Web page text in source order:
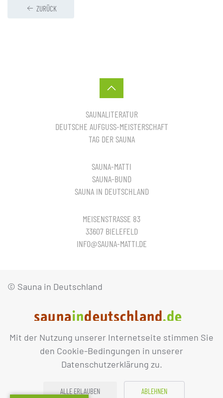
Mit der Nutzung unserer Internetseite stimmen Sie
den Cookie-Bedingungen in unserer
Datenschutzerklärung zu.
ALLE ERLAUBEN ABLEHNEN
ZURÜCK
SAUNALITERATUR
DEUTSCHE AUFGUSS-MEISTERSCHAFT
TAG DER SAUNA
SAUNA-MATTI
SAUNA-BUND
SAUNA IN DEUTSCHLAND
MEISENSTRASSE 83
33607 BIELEFELD
INFO@SAUNA-MATTI.DE
© Sauna in Deutschland
IMPRESSUM DATENSCHUTZ